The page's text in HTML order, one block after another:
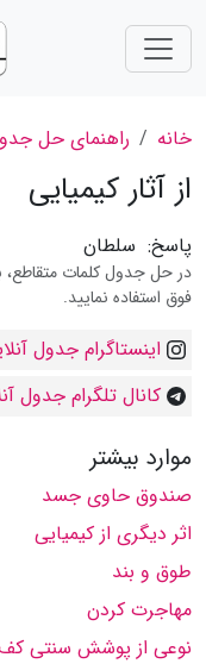
خانه راهنمای حل
از آثار كیمیایی
پاسخ: سلطان
در حل جدول کلمات متقاطع،
فوق استفاده نمایید.
اینستاگرام جدول
کانال تلگرام جدول
موارد بیشتر
صندوق حاوی جسد
اثر دیگری از كیمیایی
طوق و بند
مهاجرت كردن
نوعی از پوشش سنتی كف